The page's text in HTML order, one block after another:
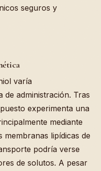
seguros y
varía
de administración. Tras
experimenta una
mediante
membranas lipídicas de
podría verse
de solutos. A pesar